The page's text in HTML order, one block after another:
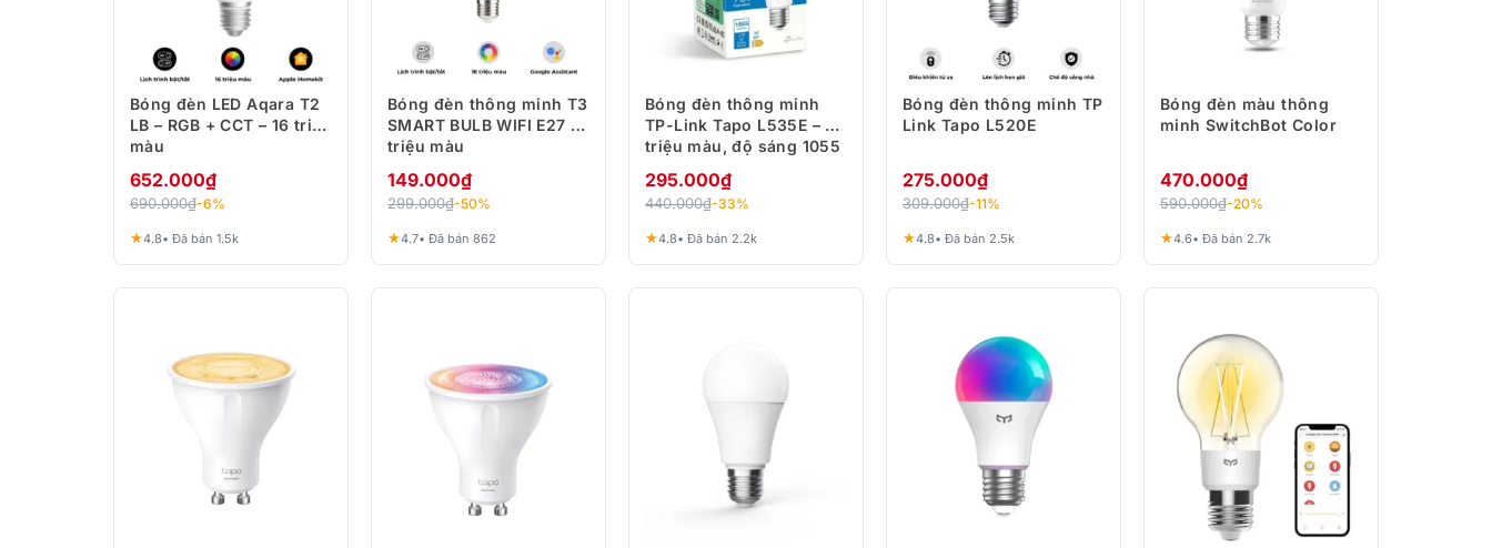
Bóng đèn LED Aqara T2
LB – RGB + CCT – 16 triệu
màu
652.000₫
690.000₫-6%
★4.8• Đã bán 1.5k
Bóng đèn thông minh T3
SMART BULB WIFI E27 16
triệu màu
149.000₫
299.000₫-50%
★4.7• Đã bán 862
Bóng đèn thông minh
TP-Link Tapo L535E – 16
triệu màu, độ sáng 1055
295.000₫
440.000₫-33%
★4.8• Đã bán 2.2k
Bóng đèn thông minh TP
Link Tapo L520E
275.000₫
309.000₫-11%
★4.8• Đã bán 2.5k
Bóng đèn màu thông
minh SwitchBot Color
470.000₫
590.000₫-20%
★4.6• Đã bán 2.7k